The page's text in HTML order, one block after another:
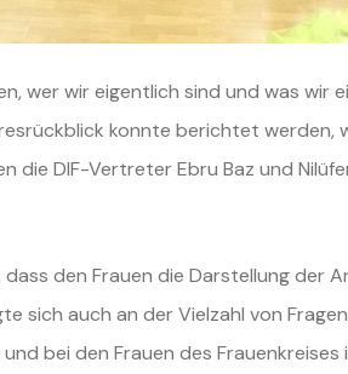
wer wir eigentlich sind und was wir
konnte berichtet werden,
DIF-Vertreter Ebru Baz und
den Frauen die Darstellung der
sich auch an der Vielzahl von
bei den Frauen des Frauenkreises